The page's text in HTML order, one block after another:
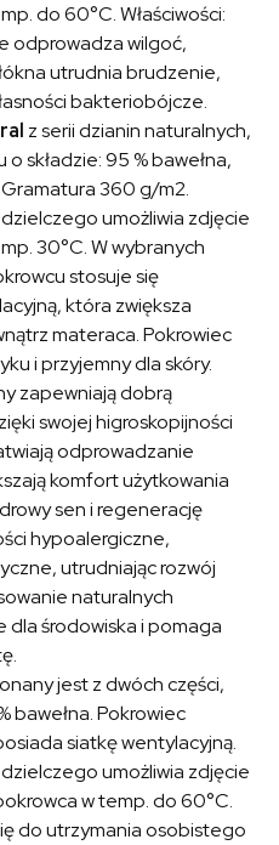
do 60°C. Właściwości:
odprowadza wilgoć,
utrudnia brudzenie,
bakteriobójcze.
z serii dzianin naturalnych,
składzie: 95 % bawełna,
Gramatura 360 g/m2.
umożliwia zdjęcie
30°C. W wybranych
stosuje się
która zwiększa
materaca. Pokrowiec
i przyjemny dla skóry.
zapewniają dobrą
swojej higroskopijności
odprowadzanie
komfort użytkowania
sen i regenerację
hypoalergiczne,
utrudniając rozwój
naturalnych
dla środowiska i pomaga
jest z dwóch części,
bawełna. Pokrowiec
siatkę wentylacyjną.
umożliwia zdjęcie
w temp. do 60°C.
do utrzymania osobistego